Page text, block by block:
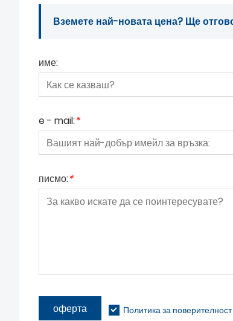
Вземете най-новата цена? Ще
име:
e - mail:*
писмо:*
оферта Политика за поверителност